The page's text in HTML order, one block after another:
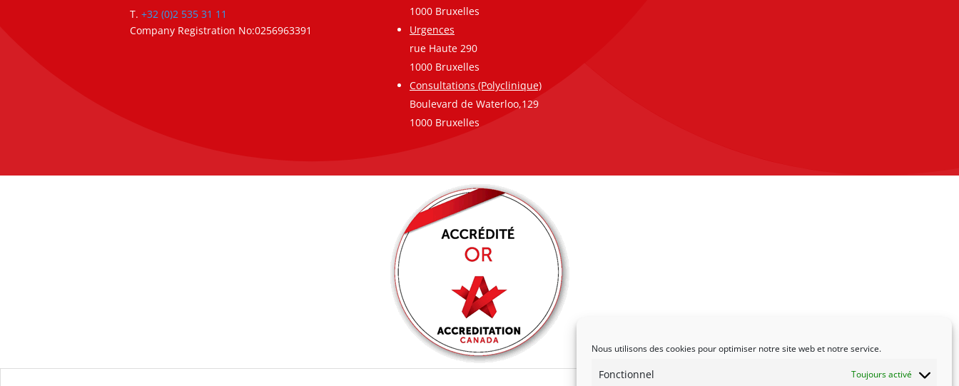
Nous utilisons des cookies pour optimiser notre site web et notre service.
Fonctionnel Toujours activé
T. +32 (0)2 535 31 11
Company Registration No:0256963391
1000 Bruxelles
Urgences
rue Haute 290
1000 Bruxelles
Consultations (Polyclinique)
Boulevard de Waterloo,129
1000 Bruxelles